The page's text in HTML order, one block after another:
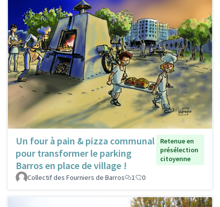
Un four à pain & pizza communal
pour transformer le parking
Barros en place de village !
Retenue en
présélection
citoyenne
Collectif des Fourniers de Barros 1 0